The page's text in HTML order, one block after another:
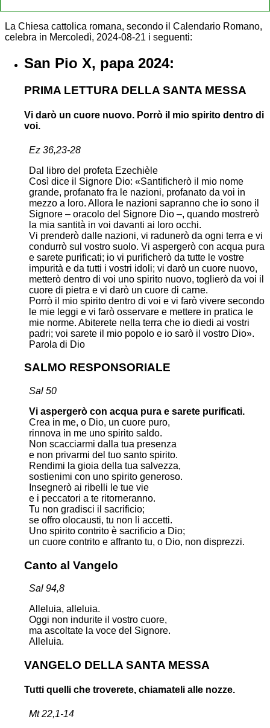
La Chiesa cattolica romana, secondo il Calendario Romano,
celebra in Mercoledì, 2024-08-21 i seguenti:
San Pio X, papa 2024:
PRIMA LETTURA DELLA SANTA MESSA
Vi darò un cuore nuovo. Porrò il mio spirito dentro di
voi.
Ez 36,23-28
Dal libro del profeta Ezechièle
Così dice il Signore Dio: «Santificherò il mio nome
grande, profanato fra le nazioni, profanato da voi in
mezzo a loro. Allora le nazioni sapranno che io sono il
Signore – oracolo del Signore Dio –, quando mostrerò
la mia santità in voi davanti ai loro occhi.
Vi prenderò dalle nazioni, vi radunerò da ogni terra e vi
condurrò sul vostro suolo. Vi aspergerò con acqua pura
e sarete purificati; io vi purificherò da tutte le vostre
impurità e da tutti i vostri idoli; vi darò un cuore nuovo,
metterò dentro di voi uno spirito nuovo, toglierò da voi il
cuore di pietra e vi darò un cuore di carne.
Porrò il mio spirito dentro di voi e vi farò vivere secondo
le mie leggi e vi farò osservare e mettere in pratica le
mie norme. Abiterete nella terra che io diedi ai vostri
padri; voi sarete il mio popolo e io sarò il vostro Dio».
Parola di Dio
SALMO RESPONSORIALE
Sal 50
Vi aspergerò con acqua pura e sarete purificati.
Crea in me, o Dio, un cuore puro,
rinnova in me uno spirito saldo.
Non scacciarmi dalla tua presenza
e non privarmi del tuo santo spirito.
Rendimi la gioia della tua salvezza,
sostienimi con uno spirito generoso.
Insegnerò ai ribelli le tue vie
e i peccatori a te ritorneranno.
Tu non gradisci il sacrificio;
se offro olocausti, tu non li accetti.
Uno spirito contrito è sacrificio a Dio;
un cuore contrito e affranto tu, o Dio, non disprezzi.
Canto al Vangelo
Sal 94,8
Alleluia, alleluia.
Oggi non indurite il vostro cuore,
ma ascoltate la voce del Signore.
Alleluia.
VANGELO DELLA SANTA MESSA
Tutti quelli che troverete, chiamateli alle nozze.
Mt 22,1-14